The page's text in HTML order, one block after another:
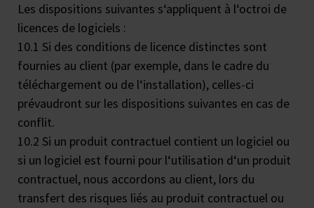
Les dispositions suivantes s‘appliquent à l‘octroi de
licences de logiciels :
10.1 Si des conditions de licence distinctes sont
fournies au client (par exemple, dans le cadre du
téléchargement ou de l‘installation), celles-ci
prévaudront sur les dispositions suivantes en cas de
conflit.
10.2 Si un produit contractuel contient un logiciel ou
si un logiciel est fourni pour l‘utilisation d‘un produit
contractuel, nous accordons au client, lors du
transfert des risques liés au produit contractuel ou